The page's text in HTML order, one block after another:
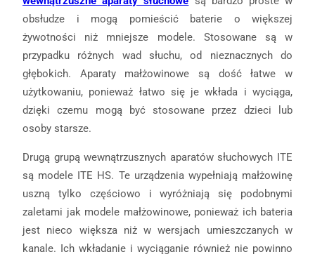
obsłudze i mogą pomieścić baterie o większej
żywotności niż mniejsze modele. Stosowane są w
przypadku różnych wad słuchu, od nieznacznych do
głębokich. Aparaty małżowinowe są dość łatwe w
użytkowaniu, ponieważ łatwo się je wkłada i wyciąga,
dzięki czemu mogą być stosowane przez dzieci lub
osoby starsze.
Drugą grupą wewnątrzusznych aparatów słuchowych ITE
są modele ITE HS. Te urządzenia wypełniają małżowinę
uszną tylko częściowo i wyróżniają się podobnymi
zaletami jak modele małżowinowe, ponieważ ich bateria
jest nieco większa niż w wersjach umieszczanych w
kanale. Ich wkładanie i wyciąganie również nie powinno